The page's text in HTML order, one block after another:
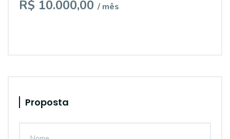
R$ 10.000,00 / mês
Proposta